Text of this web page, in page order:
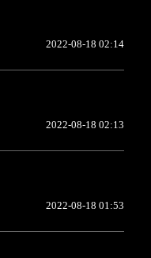
2022-08-18 02:14
2022-08-18 02:13
2022-08-18 01:53